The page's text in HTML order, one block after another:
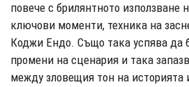
повече с брилянтното използване
ключови моменти, техника на
Коджи Ендо. Също така успява да
промени на сценария и така
между зловещия тон на историята